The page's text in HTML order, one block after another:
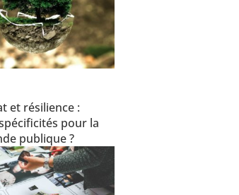
et résilience :
pour la
publique ?